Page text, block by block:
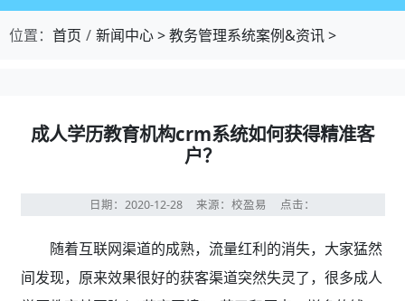
位置： 首页 新闻中心>教务管理系统案例&资讯>
成人学历教育机构crm系统如何获得精准客
户？
日期：2020-12-28 来源：校盈易 点击：
随着互联网渠道的成熟，流量红利的消失，大家猛然
间发现，原来效果很好的获客渠道突然失灵了，很多成人